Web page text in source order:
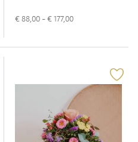
€ 88,00 - € 177,00